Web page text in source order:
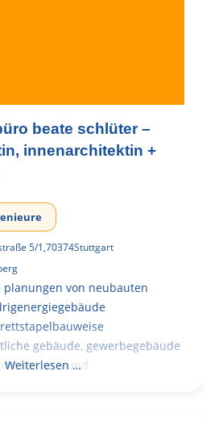
beate schlüter –
innenarchitektin +
5/1,70374Stuttgart
planungen von neubauten
gebäude, gewerbegebäude
bei an – und
Weiterlesen …